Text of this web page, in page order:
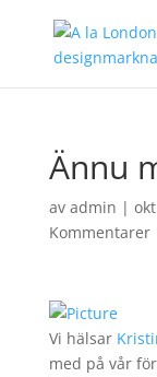
Ännu
av admin |
Kommentarer
Vi hälsar
med på vår